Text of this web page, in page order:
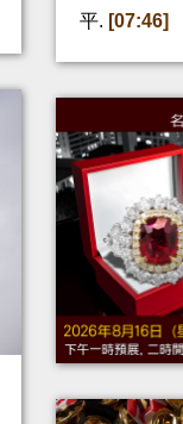
平. [07:46]